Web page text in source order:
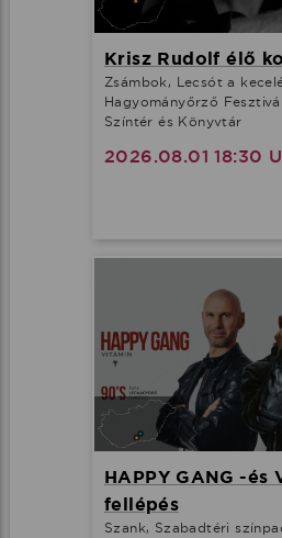
Krisz Rudolf élő
Zsámbok, Lecsót a
Hagyományőrző
Színtér és Könyvtár
2026.08.01 18:30
HAPPY GANG -és
fellépés
Szank, Szabadtéri